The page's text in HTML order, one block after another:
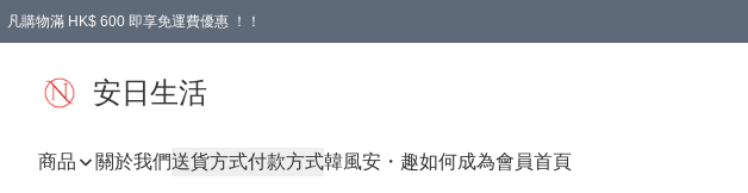
凡購物滿 HK$ 600 即享免運費優惠 ！！
安日生活
商品 關於我們送貨方式付款方式韓風安・趣如何成為會員首頁